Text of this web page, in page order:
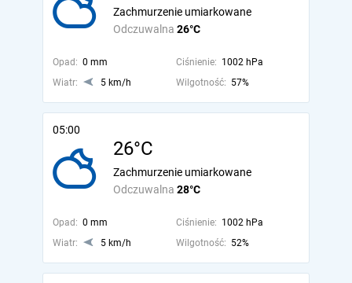
Odczuwalna 26°C
Zachmurzenie umiarkowane
Opad: 0 mm Ciśnienie: 1002 hPa
Wiatr:
5 km/h Wilgotność: 57%
05:00
26°C
Odczuwalna 28°C
Zachmurzenie umiarkowane
Opad: 0 mm Ciśnienie: 1002 hPa
Wiatr:
5 km/h Wilgotność: 52%